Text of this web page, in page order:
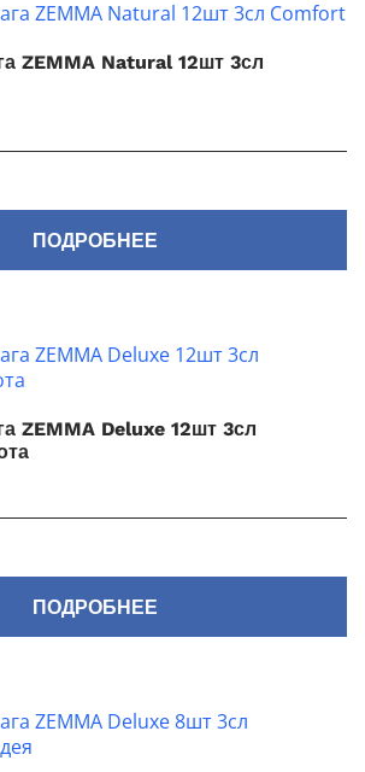
ZEMMA Natural 12шт 3сл
ПОДРОБНЕЕ
ZEMMA Deluxe 12шт 3сл
ПОДРОБНЕЕ